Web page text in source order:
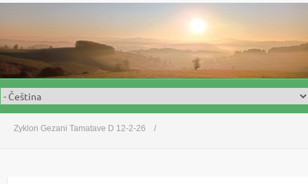
o
o
n
t
e
n
Zyklon Gezani Tamatave D 12-2-26